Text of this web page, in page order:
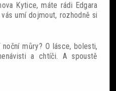
Kytice, máte rádi Edgara
umí dojmout, rozhodně si
můry? O lásce, bolesti,
a chtíči. A spoustě